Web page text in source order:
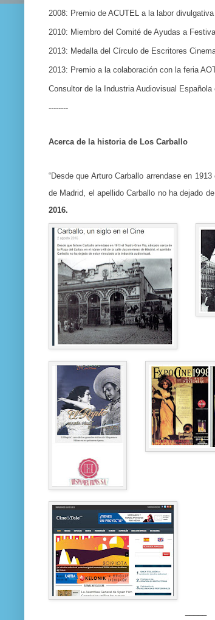
2008: Premio de ACUTEL a la labor
2010: Miembro del Comité de Ayudas a
2013: Medalla del Círculo de Escritores
2013: Premio a la colaboración con la feria
Consultor de la Industria Audiovisual
--------
Acerca de la historia de Los Carballo
“Desde que Arturo Carballo arrendase en
de Madrid, el apellido Carballo no ha dejado
2016.